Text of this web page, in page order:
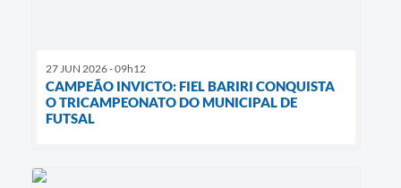
27 JUN 2026 - 09h12
CAMPEÃO INVICTO: FIEL BARIRI CONQUISTA
O TRICAMPEONATO DO MUNICIPAL DE
FUTSAL